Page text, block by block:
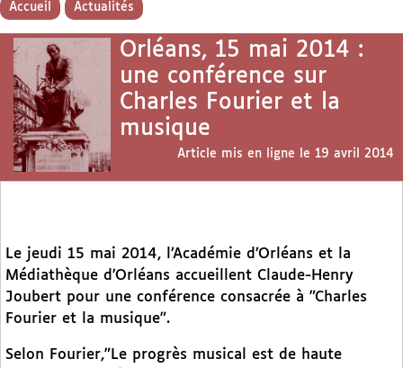
Accueil Actualités
Orléans, 15 mai 2014 :
une conférence sur
Charles Fourier et la
musique
Article mis en ligne le 19 avril 2014
Le jeudi 15 mai 2014, l’Académie d’Orléans et la
Médiathèque d’Orléans accueillent Claude-Henry
Joubert pour une conférence consacrée à "Charles
Fourier et la musique".
Selon Fourier,"Le progrès musical est de haute